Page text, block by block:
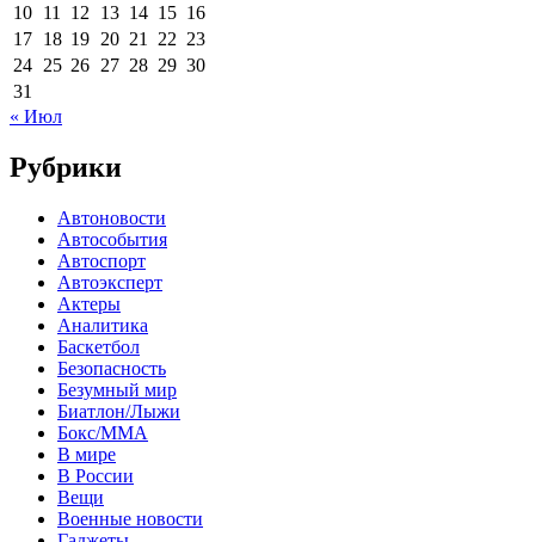
10 11 12 13 14 15 16
17 18 19 20 21 22 23
24 25 26 27 28 29 30
31
« Июл
Рубрики
Автоновости
Автособытия
Автоспорт
Автоэксперт
Актеры
Аналитика
Баскетбол
Безопасность
Безумный мир
Биатлон/Лыжи
Бокс/MMA
В мире
В России
Вещи
Военные новости